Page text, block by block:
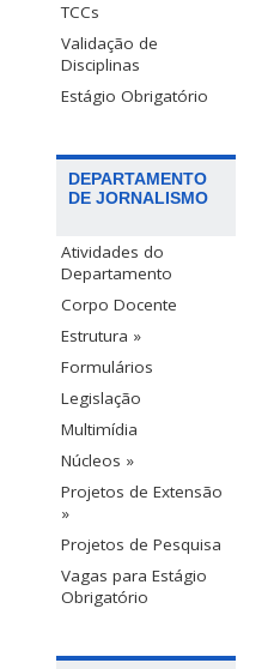
TCCs
Validação de
Disciplinas
Estágio Obrigatório
DEPARTAMENTO
DE JORNALISMO
Atividades do
Departamento
Corpo Docente
Estrutura »
Formulários
Legislação
Multimídia
Núcleos »
Projetos de Extensão
»
Projetos de Pesquisa
Vagas para Estágio
Obrigatório